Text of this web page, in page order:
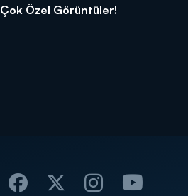
Çok Özel Görüntüler!